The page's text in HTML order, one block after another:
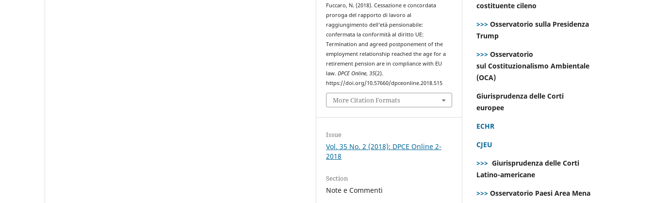
Fuccaro, N. (2018). Cessazione e concordata
proroga del rapporto di lavoro al
raggiungimento dell’età pensionabile:
confermata la conformità al diritto UE:
Termination and agreed postponement of the
employment relationship reached the age for a
retirement pension are in compliance with EU
law.DPCE Online,35(2).
https://doi.org/10.57660/dpceonline.2018.515
More Citation Formats
Issue
Vol. 35 No. 2 (2018): DPCE Online 2-
2018
Section
Note e Commenti
costituente cileno
>>> Osservatorio sulla Presidenza
Trump
>>> Osservatorio
sul Costituzionalismo Ambientale
(OCA)
Giurisprudenza delle Corti
europee
ECHR
CJEU
>>> Giurisprudenza delle Corti
Latino-americane
>>> Osservatorio Paesi Area Mena